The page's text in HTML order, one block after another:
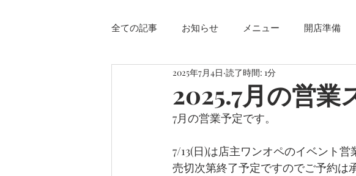
全ての記事 お知らせ メニュー 開店準備
2025.7月の営業
2025年7月4日 読了時間: 1分
7月の営業予定です。
7/13(日)は店主ワンオペのイベント営
売切次第終了予定ですのでご予約は